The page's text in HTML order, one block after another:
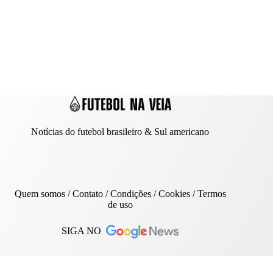
Notícias do futebol brasileiro & Sul americano
Quem somos/Contato/ Condições /Cookies/Termos
de uso
SIGA NO